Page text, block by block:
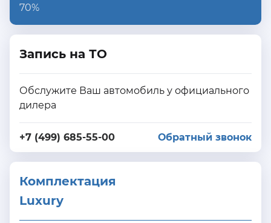
70%
Запись на ТО
Обслужите Ваш автомобиль у официального
дилера
+7 (499) 685-55-00 Обратный звонок
Комплектация
Luxury